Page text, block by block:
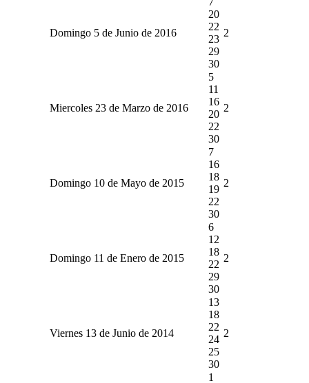
Domingo 5 de Junio de 2016
20
22
23
29
30
2
Miercoles 23 de Marzo de 2016
5
11
16
20
22
30
2
Domingo 10 de Mayo de 2015
7
16
18
19
22
30
2
Domingo 11 de Enero de 2015
6
12
18
22
29
30
2
Viernes 13 de Junio de 2014
13
18
22
24
25
30
2
1